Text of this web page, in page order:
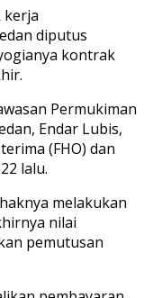
kerja
diputus
kontrak
Permukiman
Endar Lubis,
(FHO) dan
lalu.
melakukan
nilai
pemutusan